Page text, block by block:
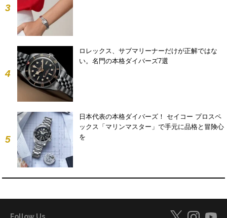
3
4
ロレックス、サブマリーナーだけが正解ではな
い。名門の本格ダイバーズ7選
5
日本代表の本格ダイバーズ！ セイコー プロスペ
ックス「マリンマスター」で手元に品格と冒険心
を